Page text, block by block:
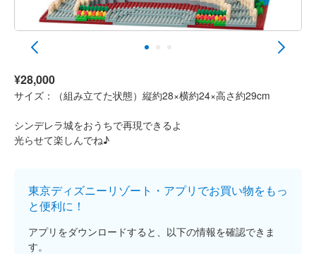
¥28,000
サイズ：（組み立てた状態）縦約28×横約24×高さ約29cm
シンデレラ城をおうちで再現できるよ
光らせて楽しんでね♪
東京ディズニーリゾート・アプリでお買い物をもっ
と便利に！
アプリをダウンロードすると、以下の情報を確認できま
す。